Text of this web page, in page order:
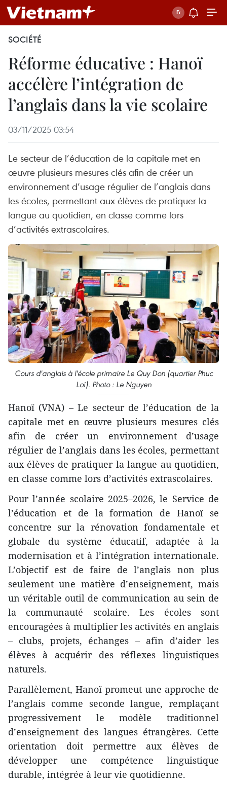
SOCIÉTÉ
Réforme éducative : Hanoï
accélère l’intégration de
l’anglais dans la vie scolaire
03/11/2025 03:54
Le secteur de l’éducation de la capitale met en
œuvre plusieurs mesures clés afin de créer un
environnement d’usage régulier de l’anglais dans
les écoles, permettant aux élèves de pratiquer la
langue au quotidien, en classe comme lors
d’activités extrascolaires.
Cours d'anglais à l'école primaire Le Quy Don (quartier Phuc
Loi). Photo : Le Nguyen
Hanoï (VNA) – Le secteur de l’éducation de la
capitale met en œuvre plusieurs mesures clés
afin de créer un environnement d’usage
régulier de l’anglais dans les écoles, permettant
aux élèves de pratiquer la langue au quotidien,
en classe comme lors d’activités extrascolaires.
Pour l’année scolaire 2025–2026, le Service de
l’éducation et de la formation de Hanoï se
concentre sur la rénovation fondamentale et
globale du système éducatif, adaptée à la
modernisation et à l’intégration internationale.
L’objectif est de faire de l’anglais non plus
seulement une matière d’enseignement, mais
un véritable outil de communication au sein de
la communauté scolaire. Les écoles sont
encouragées à multiplier les activités en anglais
– clubs, projets, échanges – afin d’aider les
élèves à acquérir des réflexes linguistiques
naturels.
Parallèlement, Hanoï promeut une approche de
l’anglais comme seconde langue, remplaçant
progressivement le modèle traditionnel
d’enseignement des langues étrangères. Cette
orientation doit permettre aux élèves de
développer une compétence linguistique
durable, intégrée à leur vie quotidienne.